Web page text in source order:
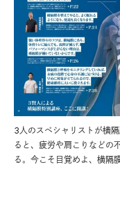
3人のスペシャリストが横
ると、疲労や肩こりなどの
る。今こそ目覚めよ、横隔